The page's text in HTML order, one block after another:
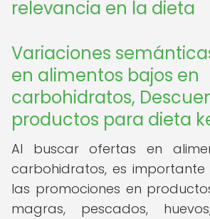
relevancia en la dieta
Variaciones
en alimentos bajos en
carbohidratos,
productos para dieta
Al buscar ofertas en
carbohidratos, es
las promociones en
magras, pescados,